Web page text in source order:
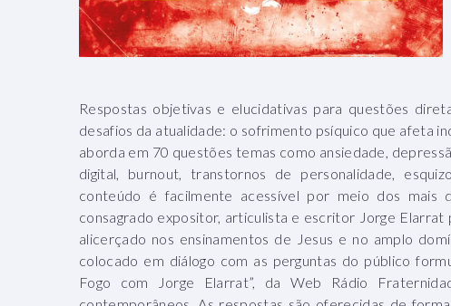
Respostas objetivas e elucidativas para questões
desafios da atualidade: o sofrimento psíquico que afeta
aborda em 70 questões temas como ansiedade,
digital, burnout, transtornos de personalidade,
conteúdo é facilmente acessível por meio dos mais
consagrado expositor, articulista e escritor Jorge Elarrat
alicerçado nos ensinamentos de Jesus e no amplo
colocado em diálogo com as perguntas do público
Fogo com Jorge Elarrat”, da Web Rádio